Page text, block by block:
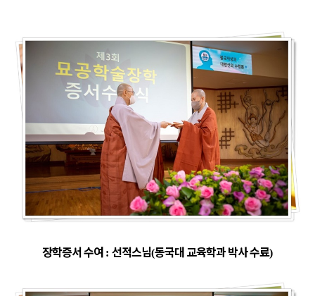
장학증서 수여 : 선적스님(동국대 교육학과 박사 수료)